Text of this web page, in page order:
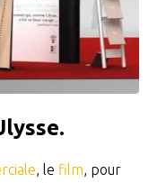
, le film, pour